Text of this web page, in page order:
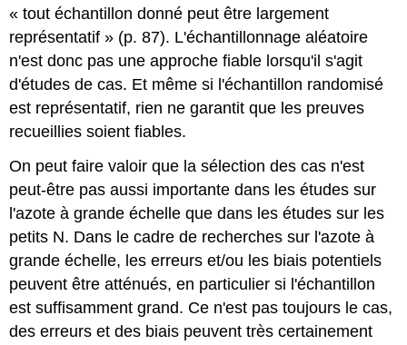
« tout échantillon donné peut être largement
représentatif » (p. 87). L'échantillonnage aléatoire
n'est donc pas une approche fiable lorsqu'il s'agit
d'études de cas. Et même si l'échantillon randomisé
est représentatif, rien ne garantit que les preuves
recueillies soient fiables.
On peut faire valoir que la sélection des cas n'est
peut-être pas aussi importante dans les études sur
l'azote à grande échelle que dans les études sur les
petits N. Dans le cadre de recherches sur l'azote à
grande échelle, les erreurs et/ou les biais potentiels
peuvent être atténués, en particulier si l'échantillon
est suffisamment grand. Ce n'est pas toujours le cas,
des erreurs et des biais peuvent très certainement